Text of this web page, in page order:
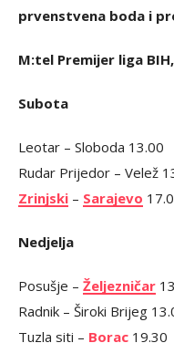
prvenstvena boda i
M:tel Premijer liga
Subota
Leotar – Sloboda 13.00
Rudar Prijedor – Velež
Zrinjski – Sarajevo
Nedjelja
Posušje – Željezničar
Radnik – Široki Brijeg
Tuzla siti – Borac 19.30